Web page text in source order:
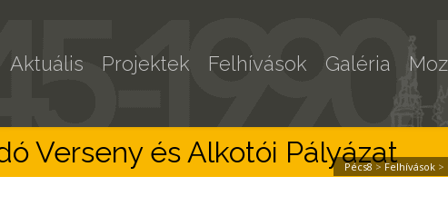
Aktuális Projektek Felhívások Galéria
Verseny és Alkotói Pályázat
Pécs8 > Felhívások >